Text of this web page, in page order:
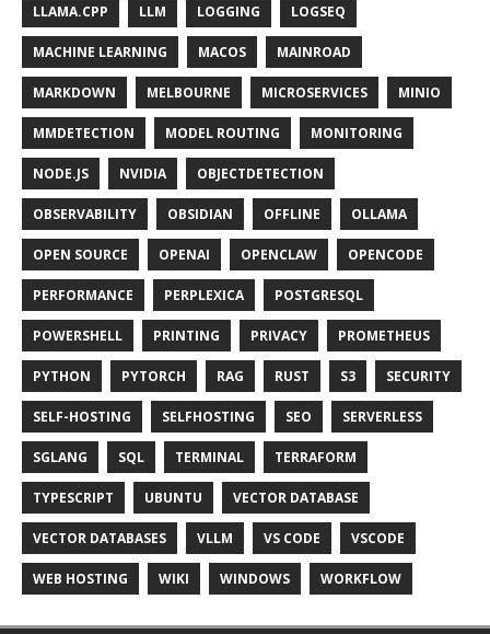
LLAMA.CPP LLM LOGGING LOGSEQ
MACHINE LEARNING MACOS MAINROAD
MARKDOWN MELBOURNE MICROSERVICES MINIO
MMDETECTION MODEL ROUTING MONITORING
NODE.JS NVIDIA OBJECTDETECTION
OBSERVABILITY OBSIDIAN OFFLINE OLLAMA
OPEN SOURCE OPENAI OPENCLAW OPENCODE
PERFORMANCE PERPLEXICA POSTGRESQL
POWERSHELL PRINTING PRIVACY PROMETHEUS
PYTHON PYTORCH RAG RUST S3 SECURITY
SELF-HOSTING SELFHOSTING SEO SERVERLESS
SGLANG SQL TERMINAL TERRAFORM
TYPESCRIPT UBUNTU VECTOR DATABASE
VECTOR DATABASES VLLM VS CODE VSCODE
WEB HOSTING WIKI WINDOWS WORKFLOW